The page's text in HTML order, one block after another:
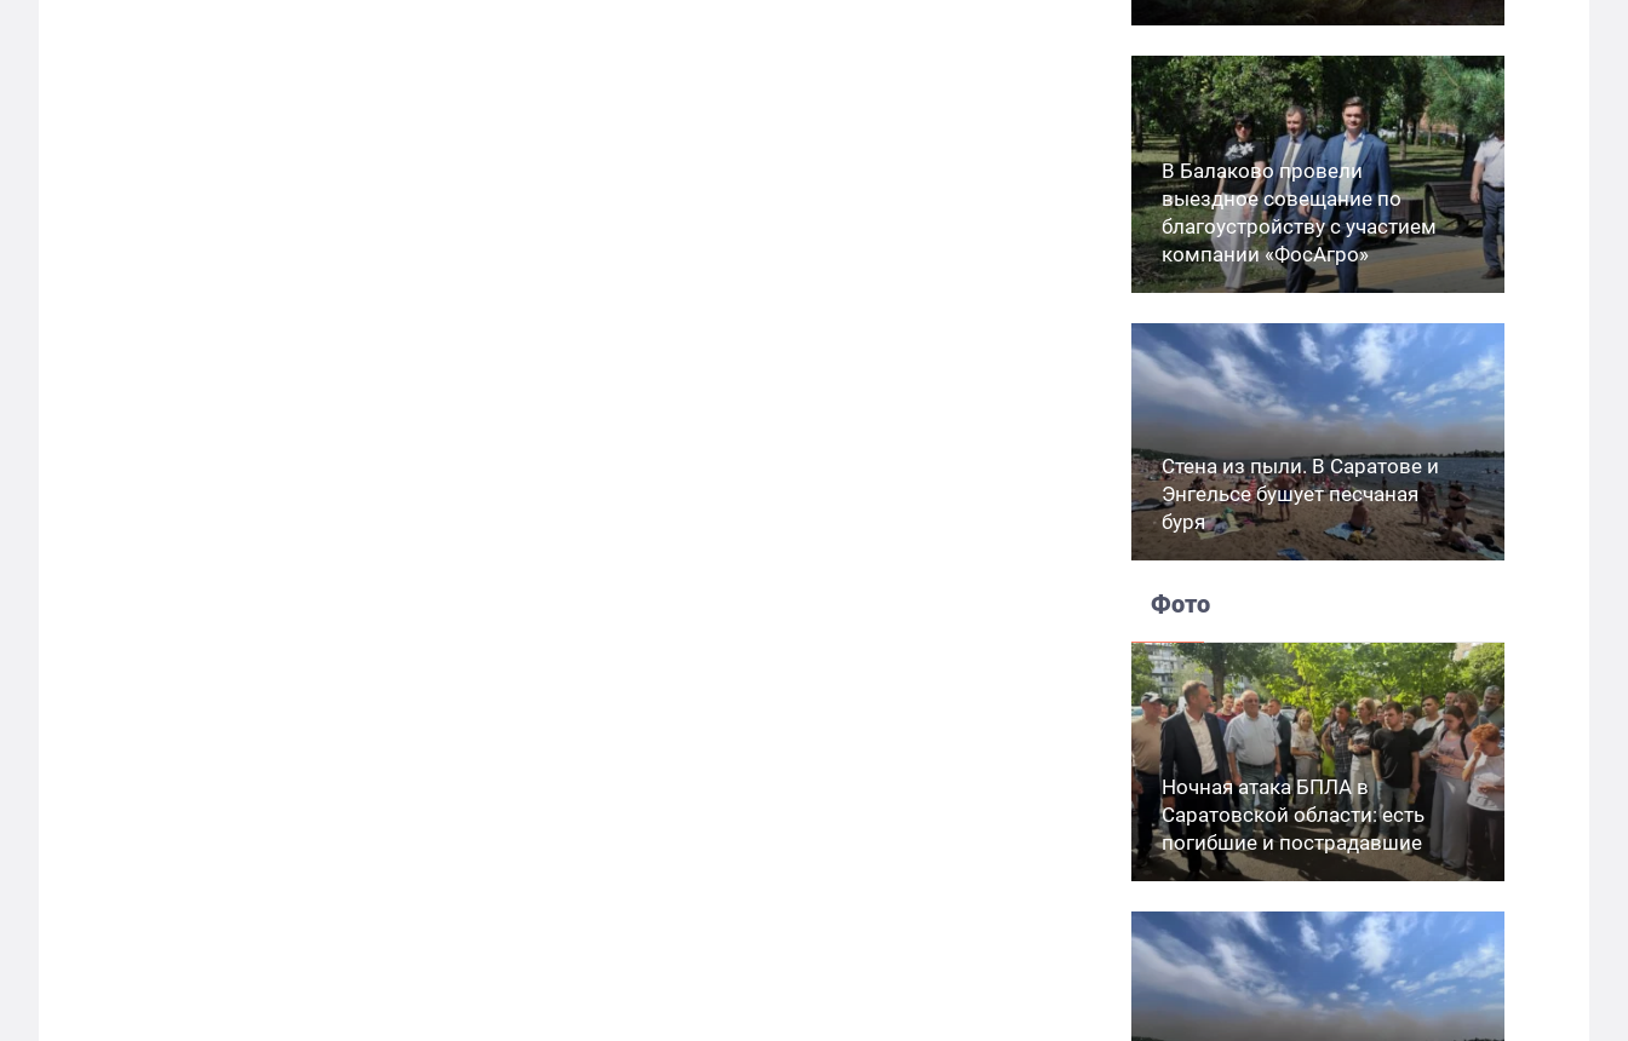
В Балаково провели
выездное совещание по
благоустройству с участием
компании «ФосАгро»
Стена из пыли. В Саратове и
Энгельсе бушует песчаная
буря
Фото
Ночная атака БПЛА в
Саратовской области: есть
погибшие и пострадавшие